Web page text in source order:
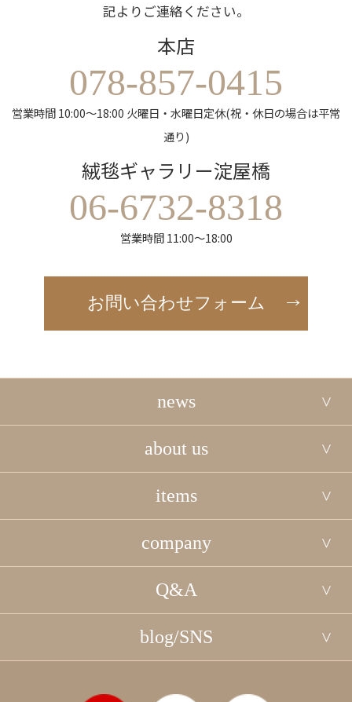
記よりご連絡ください。
本店
078-857-0415
営業時間 10:00～18:00 火曜日・水曜日定休(祝・休日の場合は平常
通り)
絨毯ギャラリー淀屋橋
06-6732-8318
営業時間 11:00～18:00
お問い合わせフォーム
news
about us
items
company
Q&A
blog/SNS